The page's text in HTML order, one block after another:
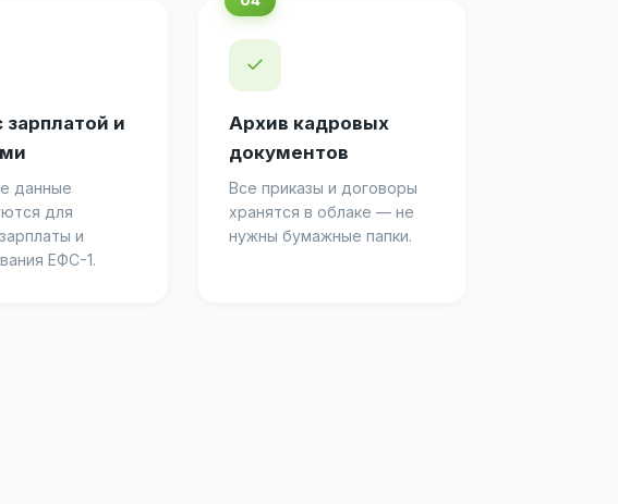
зарплатой и
данные
для
и
ЕФС-1.
✓
Архив кадровых
документов
Все приказы и договоры
хранятся в облаке — не
нужны бумажные папки.